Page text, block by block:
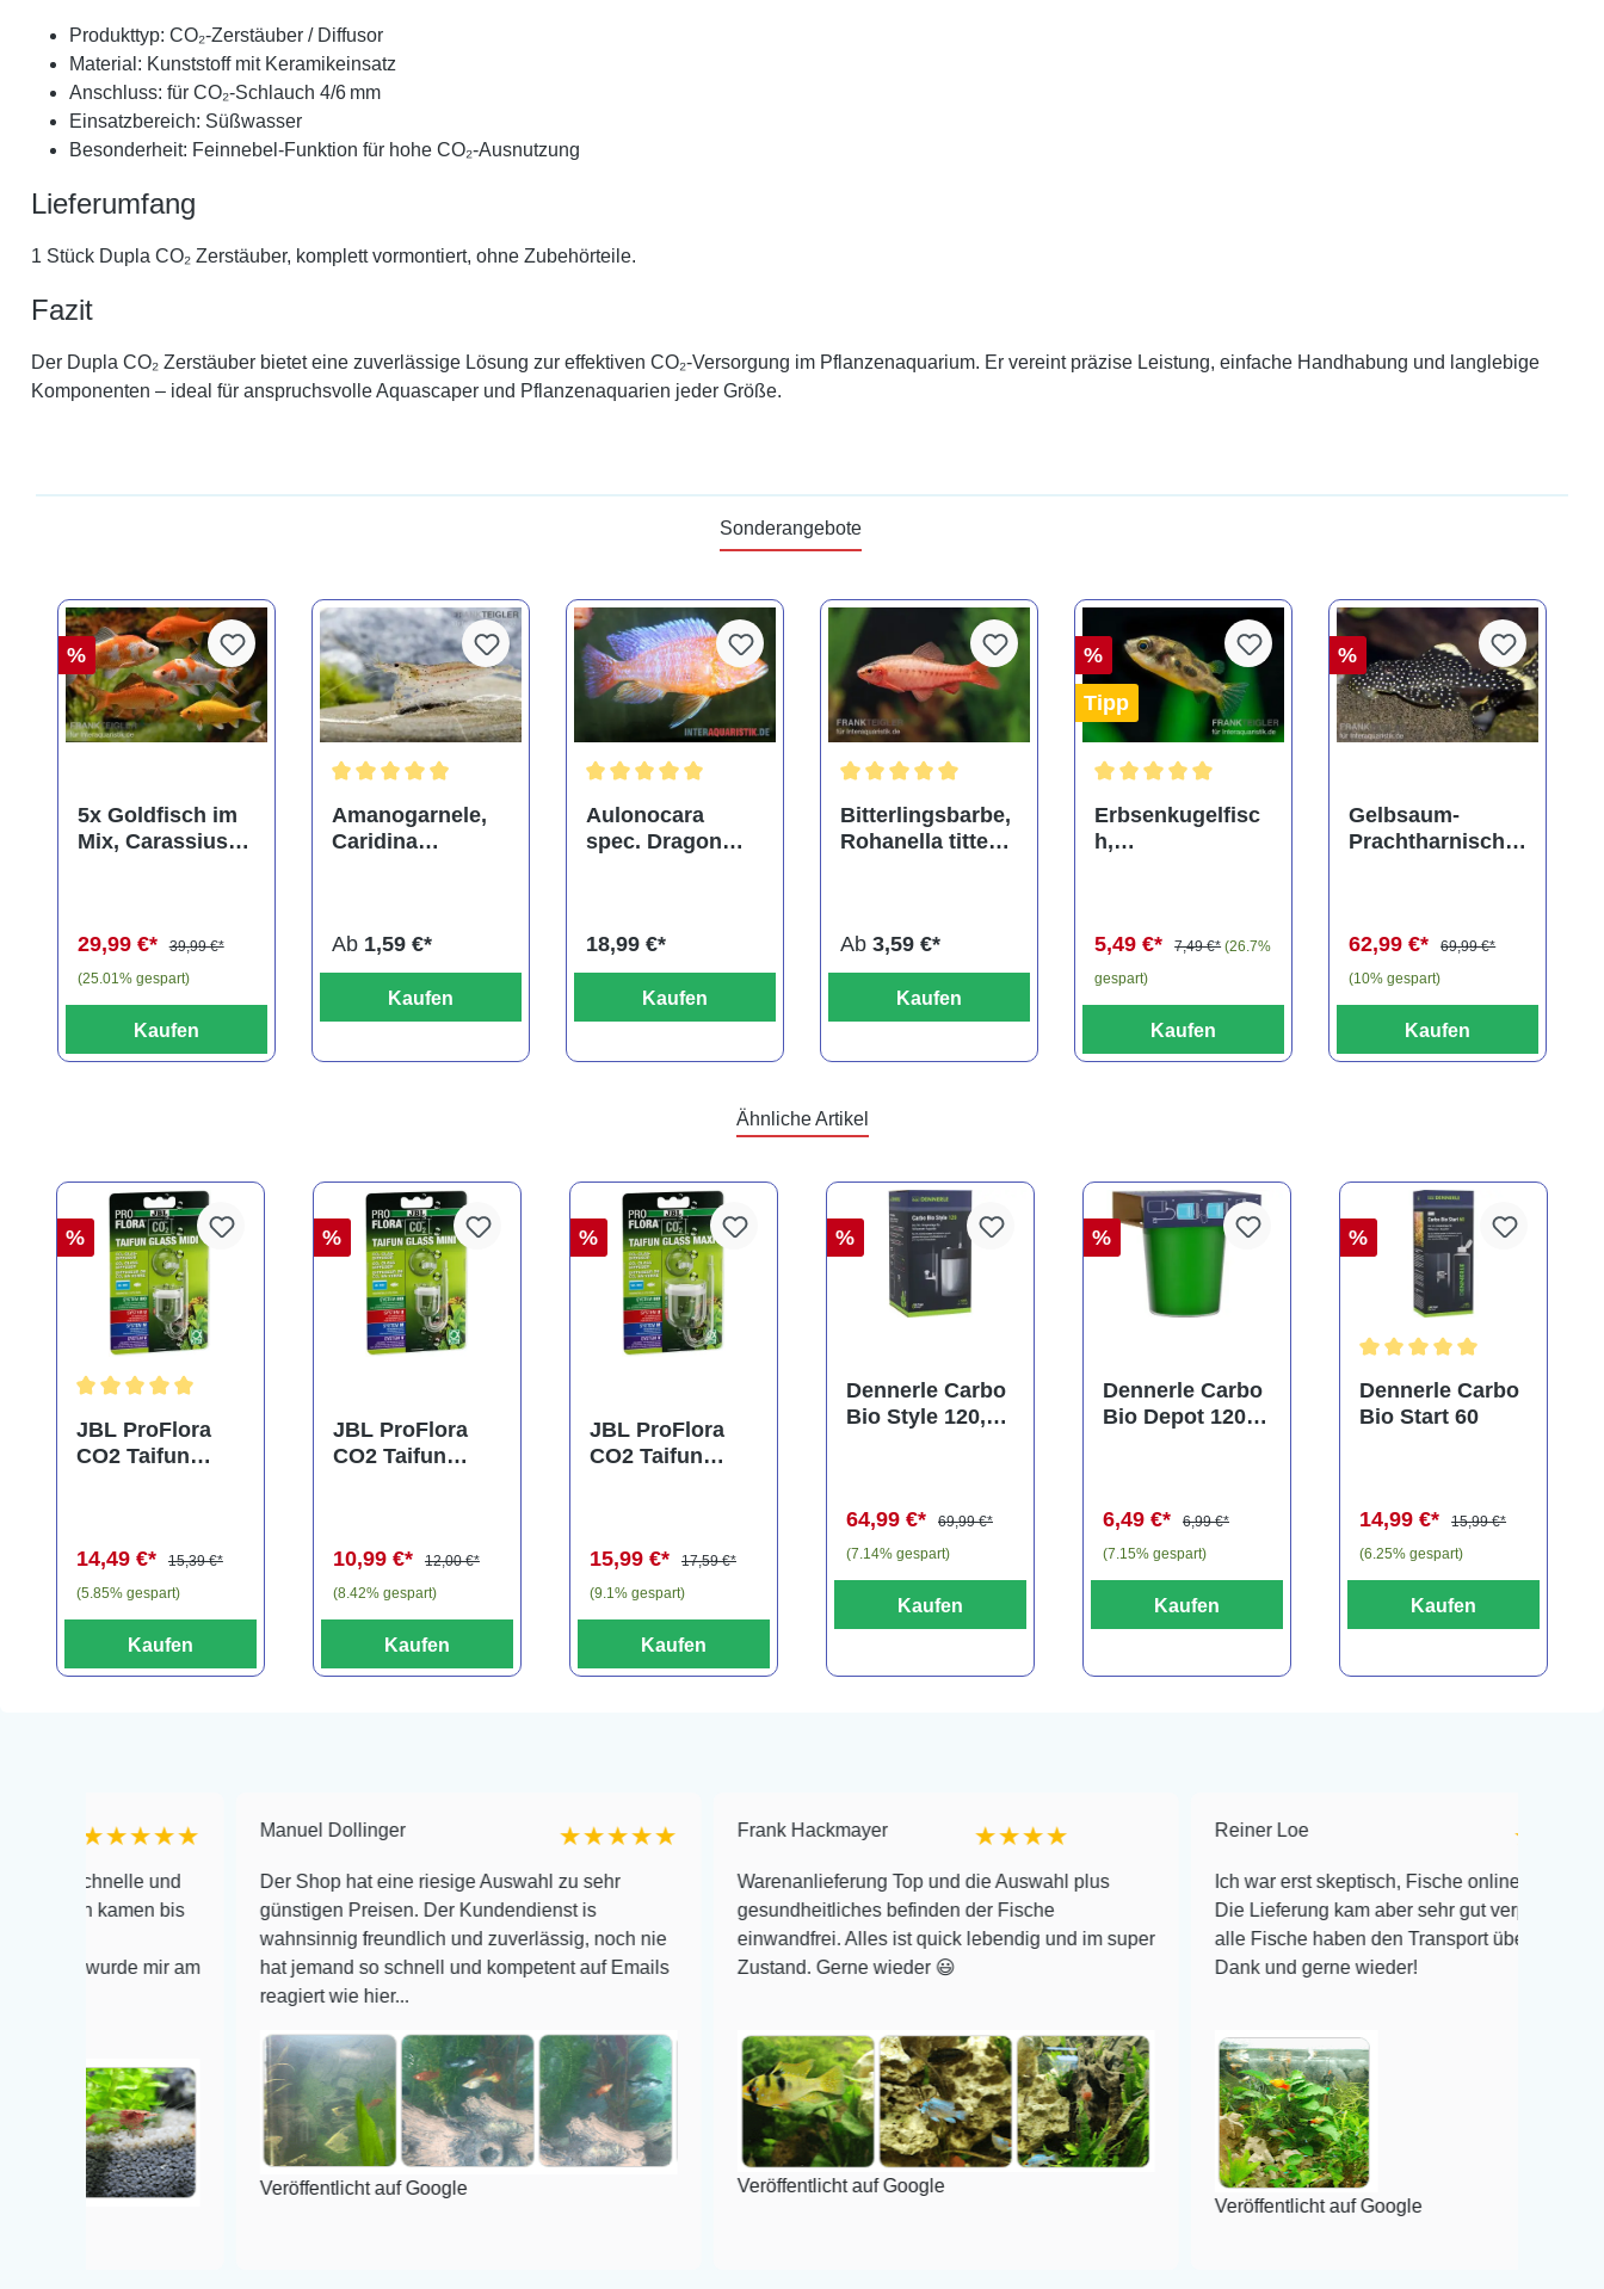
Produkttyp: CO₂-Zerstäuber / Diffusor
Material: Kunststoff mit Keramikeinsatz
Anschluss: für CO₂-Schlauch 4/6 mm
Einsatzbereich: Süßwasser
Besonderheit: Feinnebel-Funktion für hohe CO₂-Ausnutzung
Lieferumfang
1 Stück Dupla CO₂ Zerstäuber, komplett vormontiert, ohne Zubehörteile.
Fazit
Der Dupla CO₂ Zerstäuber bietet eine zuverlässige Lösung zur effektiven CO₂-Versorgung im Pflanzenaquarium. Er vereint präzise Leistung, einfache Handhabung und langlebige
Komponenten – ideal für anspruchsvolle Aquascaper und Pflanzenaquarien jeder Größe.
Sonderangebote
%
5x Goldfisch im
Mix, Carassius
29,99 €*
39,99 €*
(25.01% gespart)
Kaufen
Amanogarnele,
Caridina
Ab 1,59 €*
Kaufen
Aulonocara
spec. Dragon
18,99 €*
Kaufen
Bitterlingsbarbe,
Rohanella titteya,
Ab 3,59 €*
Kaufen
%
Tipp
Erbsenkugelfisc
h,
5,49 €*
7,49 €* (26.7%
gespart)
Kaufen
%
Gelbsaum-
Prachtharnischw
62,99 €*
69,99 €*
(10% gespart)
Kaufen
Ähnliche Artikel
%
JBL ProFlora
CO2 Taifun
14,49 €*
15,39 €*
(5.85% gespart)
Kaufen
%
JBL ProFlora
CO2 Taifun
10,99 €*
12,00 €*
(8.42% gespart)
Kaufen
%
JBL ProFlora
CO2 Taifun
15,99 €*
17,59 €*
(9.1% gespart)
Kaufen
%
Dennerle Carbo
Bio Style 120,
64,99 €*
69,99 €*
(7.14% gespart)
Kaufen
%
Dennerle Carbo
Bio Depot 120,
6,49 €*
6,99 €*
(7.15% gespart)
Kaufen
%
Dennerle Carbo
Bio Start 60
14,99 €*
15,99 €*
(6.25% gespart)
Kaufen
und
kamen bis
mir am
Manuel Dollinger ★★★★★
Der Shop hat eine riesige Auswahl zu sehr
günstigen Preisen. Der Kundendienst is
wahnsinnig freundlich und zuverlässig, noch nie
hat jemand so schnell und kompetent auf Emails
reagiert wie hier...
Veröffentlicht auf Google
Frank Hackmayer ★★★★
Warenanlieferung Top und die Auswahl plus
gesundheitliches befinden der Fische
einwandfrei. Alles ist quick lebendig und im super
Zustand. Gerne wieder 😃
Veröffentlicht auf Google
Reiner Loe ★★★★★
Ich war erst skeptisch, Fische online zu bestellen!
Die Lieferung kam aber sehr gut verpackt an und
alle Fische haben den Transport überlebt! Vielen
Dank und gerne wieder!
Veröffentlicht auf Google